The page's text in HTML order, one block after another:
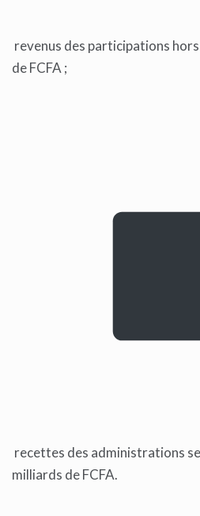
revenus des participations
de FCFA ;
recettes des administrations
milliards de FCFA.